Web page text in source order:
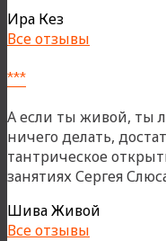
Ира Кез
Все отзывы
***
А если ты живой, ты
ничего делать,
тантрическое
занятиях Сергея
Шива Живой
Все отзывы